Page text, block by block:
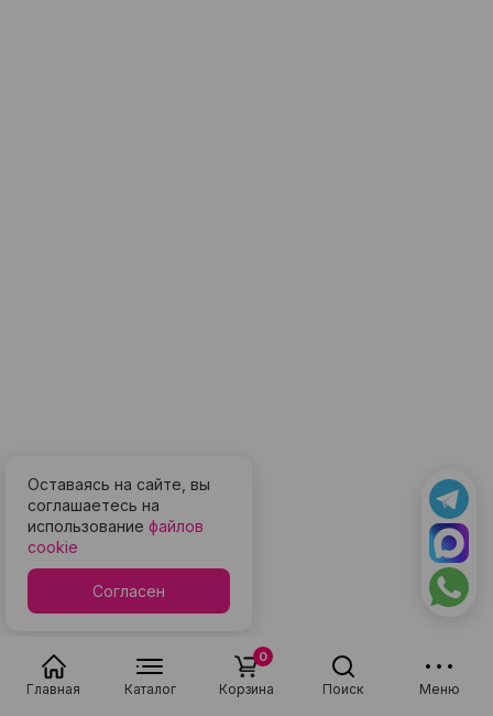
Главная Каталог Корзина
0
Поиск Меню
Оставаясь на сайте, вы
соглашаетесь на
использование файлов
cookie
Согласен